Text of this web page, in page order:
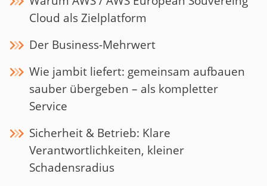
Cloud als Zielplatform
Der Business-Mehrwert
Wie jambit liefert: gemeinsam aufbauen
sauber übergeben – als kompletter
Service
Sicherheit & Betrieb: Klare
Verantwortlichkeiten, kleiner
Schadensradius